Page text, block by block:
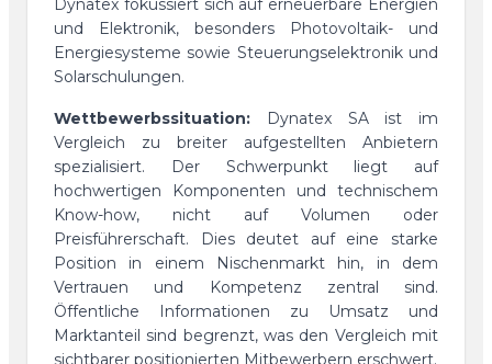
Dynatex fokussiert sich auf erneuerbare Energien
und Elektronik, besonders Photovoltaik- und
Energiesysteme sowie Steuerungselektronik und
Solarschulungen.
Wettbewerbssituation: Dynatex SA ist im
Vergleich zu breiter aufgestellten Anbietern
spezialisiert. Der Schwerpunkt liegt auf
hochwertigen Komponenten und technischem
Know-how, nicht auf Volumen oder
Preisführerschaft. Dies deutet auf eine starke
Position in einem Nischenmarkt hin, in dem
Vertrauen und Kompetenz zentral sind.
Öffentliche Informationen zu Umsatz und
Marktanteil sind begrenzt, was den Vergleich mit
sichtbarer positionierten Mitbewerbern erschwert.